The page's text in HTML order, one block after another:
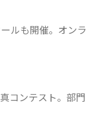
ルも開催。オンラ
コンテスト。部門